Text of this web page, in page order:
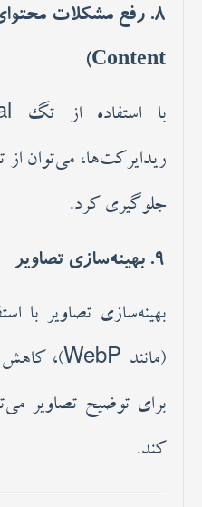
Content)
ریدایرکت‌ها، می‌توان از
جلوگیری کرد.
بهینه‌سازی تصاویر
بهینه‌سازی تصاویر با
برای توضیح تصاویر